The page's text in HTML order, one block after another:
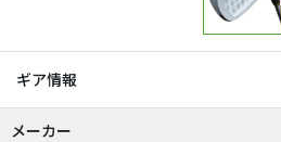
ギア情報
メーカー